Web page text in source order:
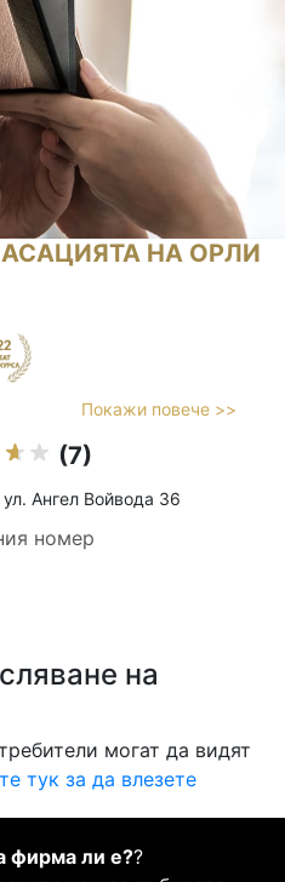
НА ОРЛИ
Покажи повече >>
(7)
Ангел Войвода 36
номер
на
могат да видят
тук за да влезете
фирма ли е??